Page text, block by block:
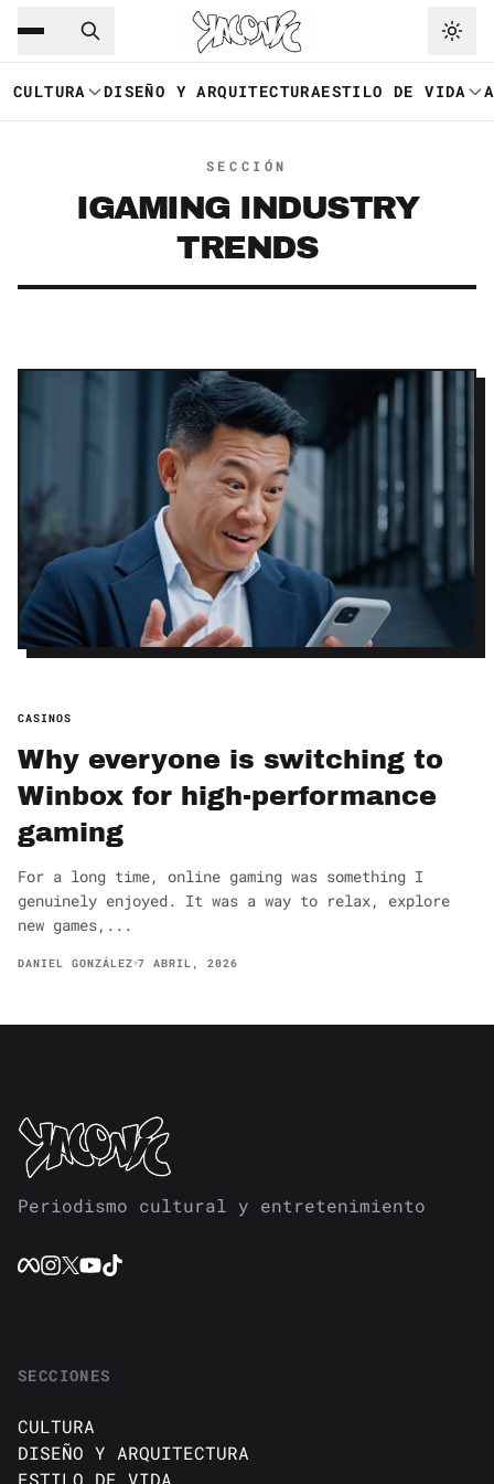
Saltar al contenido principal
CULTURA DISEÑO Y ARQUITECTURAESTILO DE VIDA
SECCIÓN
IGAMING INDUSTRY
TRENDS
CASINOS
Why everyone is switching to
Winbox for high-performance
gaming
For a long time, online gaming was something I
genuinely enjoyed. It was a way to relax, explore
new games,...
DANIEL GONZÁLEZ 7 ABRIL, 2026
Periodismo cultural y entretenimiento
SECCIONES
CULTURA
DISEÑO Y ARQUITECTURA
ESTILO DE VIDA